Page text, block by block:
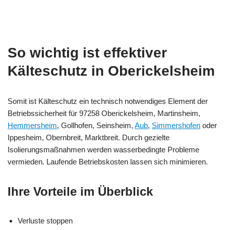
So wichtig ist effektiver
Kälteschutz in Oberickelsheim
Somit ist Kälteschutz ein technisch notwendiges Element der
Betriebssicherheit für 97258 Oberickelsheim, Martinsheim,
Hemmersheim, Gollhofen, Seinsheim, Aub, Simmershofen oder
Ippesheim, Obernbreit, Marktbreit. Durch gezielte
Isolierungsmaßnahmen werden wasserbedingte Probleme
vermieden. Laufende Betriebskosten lassen sich minimieren.
Ihre Vorteile im Überblick
Verluste stoppen